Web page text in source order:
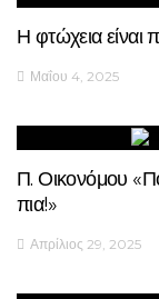
Η φτώχεια είναι
Μαΐου 4, 2025
Π. Οικονόμου
πια!»
Απρίλιος 29, 2025